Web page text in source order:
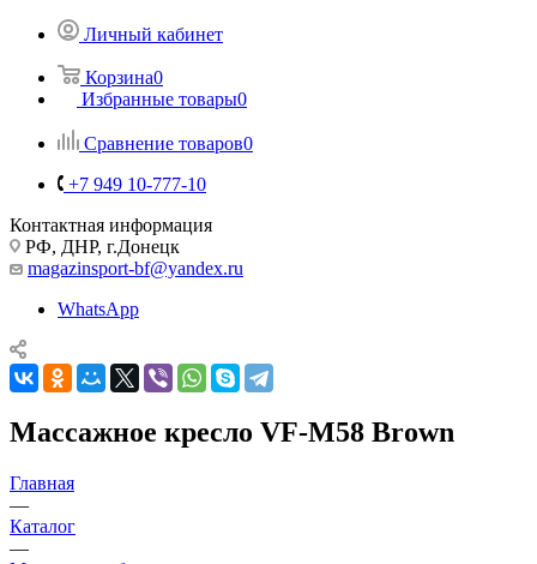
Личный кабинет
Корзина0
Избранные товары0
Сравнение товаров0
+7 949 10-777-10
Контактная информация
РФ, ДНР, г.Донецк
magazinsport-bf@yandex.ru
WhatsApp
Массажное кресло VF-M58 Brown
Главная
—
Каталог
—